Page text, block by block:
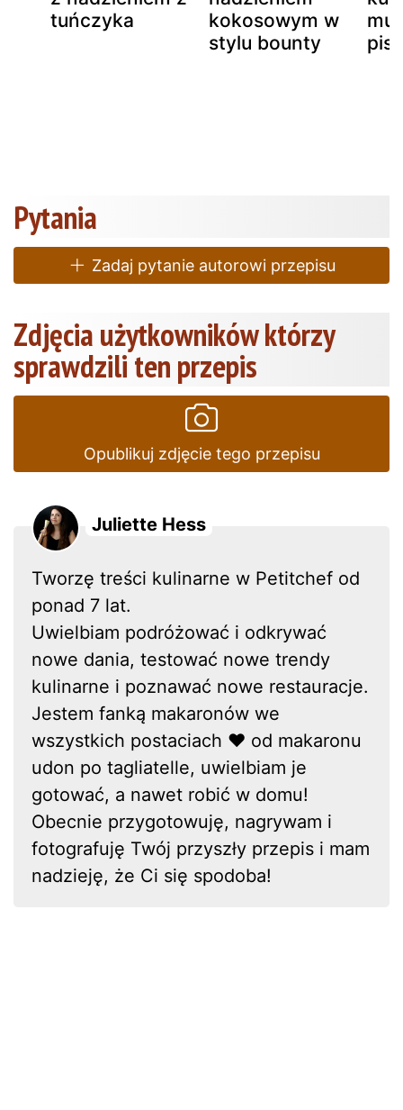
tuńczyka
kokosowym w
stylu bounty
Pytania
Zadaj pytanie autorowi przepisu
Zdjęcia użytkowników którzy
sprawdzili ten przepis
Opublikuj zdjęcie tego przepisu
Juliette Hess
Tworzę treści kulinarne w Petitchef od
ponad 7 lat.
Uwielbiam podróżować i odkrywać
nowe dania, testować nowe trendy
kulinarne i poznawać nowe restauracje.
Jestem fanką makaronów we
wszystkich postaciach ❤ od makaronu
udon po tagliatelle, uwielbiam je
gotować, a nawet robić w domu!
Obecnie przygotowuję, nagrywam i
fotografuję Twój przyszły przepis i mam
nadzieję, że Ci się spodoba!